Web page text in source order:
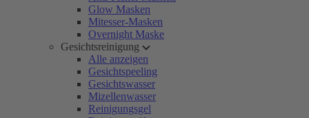
Glow Masken
Mitesser-Masken
Overnight Maske
Gesichtsreinigung
Alle anzeigen
Gesichtspeeling
Gesichtswasser
Mizellenwasser
Reinigungsgel